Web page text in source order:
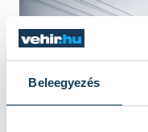
Beleegyezés